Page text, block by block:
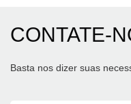
CONTATE-
Basta nos dizer suas